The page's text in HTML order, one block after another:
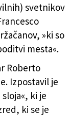
svetnikov
»ki so
mesta«.
Roberto
Izpostavil je
ki je
ki se je